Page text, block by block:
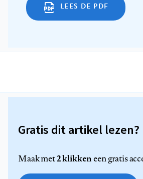
LEES DE PDF
Gratis dit artikel lezen?
Maak met2 klikkeneen gratis